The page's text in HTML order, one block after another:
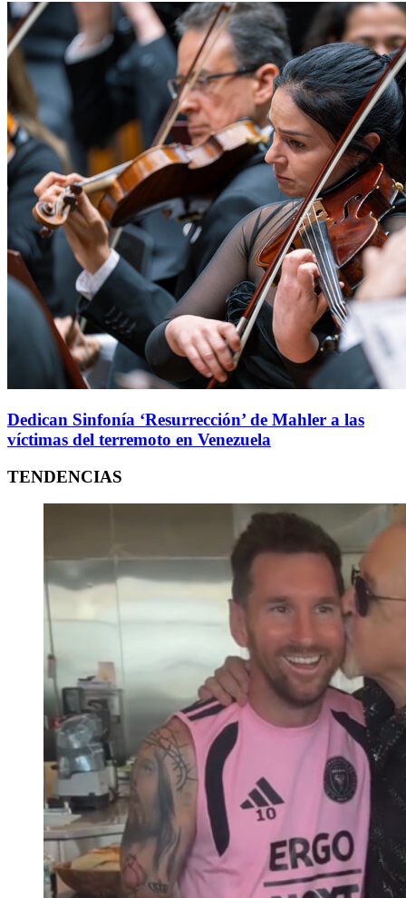
Dedican Sinfonía ‘Resurrección’ de Mahler a las
víctimas del terremoto en Venezuela
TENDENCIAS